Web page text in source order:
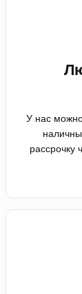
У нас
рассрочку